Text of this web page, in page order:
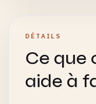
DÉTAILS
Ce que
aide à